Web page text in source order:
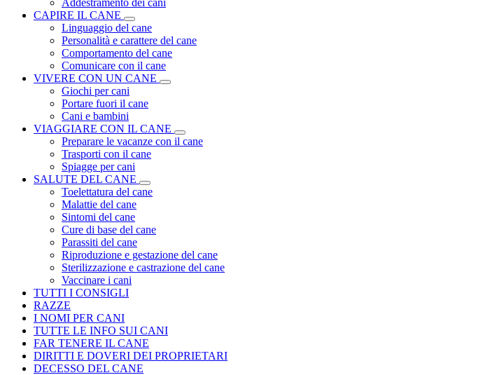
Addestramento dei cani
CAPIRE IL CANE
Linguaggio del cane
Personalità e carattere del cane
Comportamento del cane
Comunicare con il cane
VIVERE CON UN CANE
Giochi per cani
Portare fuori il cane
Cani e bambini
VIAGGIARE CON IL CANE
Preparare le vacanze con il cane
Trasporti con il cane
Spiagge per cani
SALUTE DEL CANE
Toelettatura del cane
Malattie del cane
Sintomi del cane
Cure di base del cane
Parassiti del cane
Riproduzione e gestazione del cane
Sterilizzazione e castrazione del cane
Vaccinare i cani
TUTTI I CONSIGLI
RAZZE
I NOMI PER CANI
TUTTE LE INFO SUI CANI
FAR TENERE IL CANE
DIRITTI E DOVERI DEI PROPRIETARI
DECESSO DEL CANE